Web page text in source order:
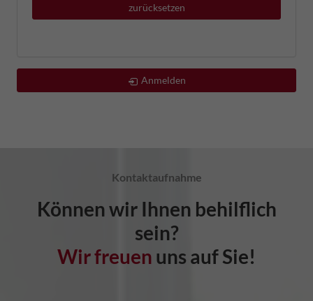
zurücksetzen
Anmelden
Kontaktaufnahme
Können wir Ihnen behilflich
sein?
Wir freuen uns auf Sie!